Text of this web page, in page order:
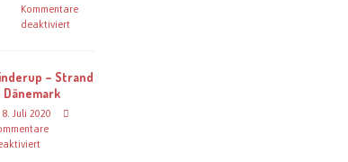
Kommentare
deaktiviert
– Strand
Dänemark
8. Juli 2020